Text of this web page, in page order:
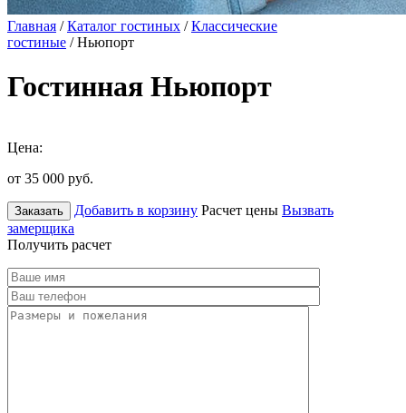
Главная /Каталог гостиных /Классические
гостиные / Ньюпорт
Гостинная Ньюпорт
Цена:
от 35 000 руб.
Заказать Добавить в корзину Расчет цены Вызвать
замерщика
Получить расчет